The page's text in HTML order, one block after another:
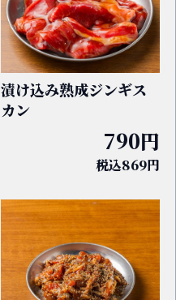
漬け込み熟成ジンギス
カン
790円
税込869円